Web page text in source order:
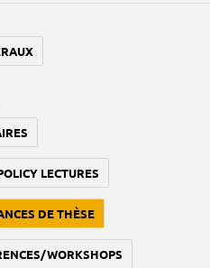
LECTURES
DE THÈSE
WORKSHOPS